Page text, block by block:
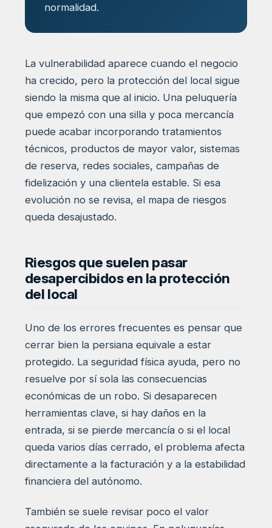
normalidad.
La vulnerabilidad aparece cuando el negocio
ha crecido, pero la protección del local sigue
siendo la misma que al inicio. Una peluquería
que empezó con una silla y poca mercancía
puede acabar incorporando tratamientos
técnicos, productos de mayor valor, sistemas
de reserva, redes sociales, campañas de
fidelización y una clientela estable. Si esa
evolución no se revisa, el mapa de riesgos
queda desajustado.
Riesgos que suelen pasar
desapercibidos en la protección
del local
Uno de los errores frecuentes es pensar que
cerrar bien la persiana equivale a estar
protegido. La seguridad física ayuda, pero no
resuelve por sí sola las consecuencias
económicas de un robo. Si desaparecen
herramientas clave, si hay daños en la
entrada, si se pierde mercancía o si el local
queda varios días cerrado, el problema afecta
directamente a la facturación y a la estabilidad
financiera del autónomo.
También se suele revisar poco el valor